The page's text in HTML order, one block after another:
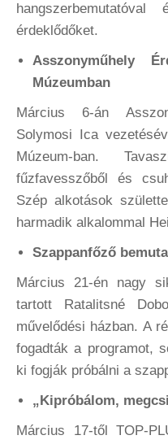
érdeklődőket.
Asszonyműhely
Múzeumban
Március 6-án
Solymosi Ica
Múzeum-ban.
fűzfavesszőből és
Szép alkotások
harmadik alkalommal
Szappanfőző
Március 21-én nagy
tartott Ratalitsné
művelődési házban. A
fogadták a programot,
ki fogják próbálni a
„Kipróbálom,
Március 17-től TOP-